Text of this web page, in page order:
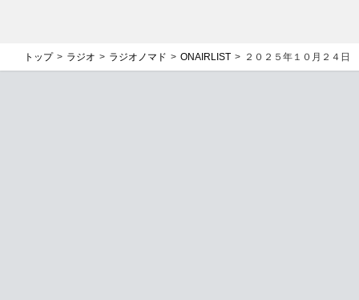
トップ ラジオ ラジオノマド ONAIRLIST ２０２５年１０月２４日